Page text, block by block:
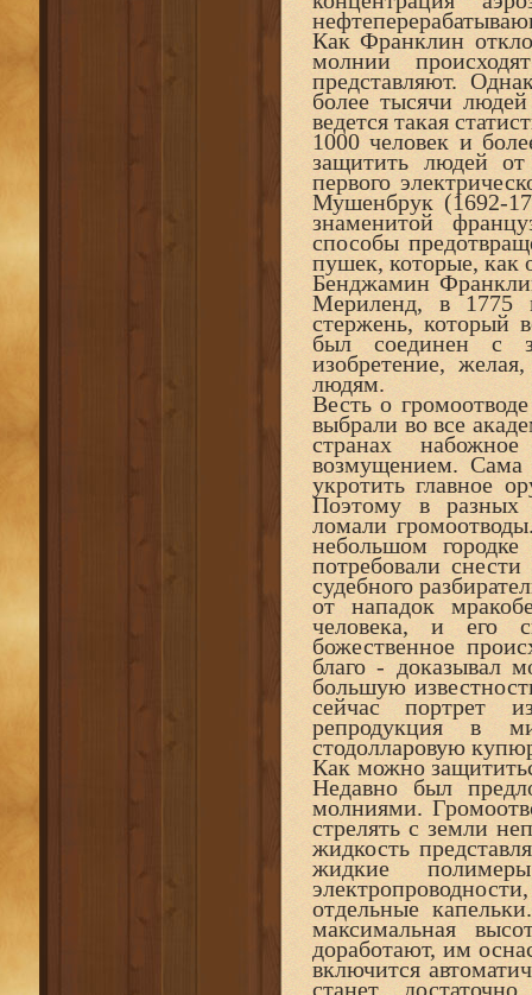
Как Франклин
молнии
представляют.
более тысячи
ведется такая
1000 человек и
защитить людей
первого
Мушенбрук (1692-
знаменитой
способы
пушек, которые, как
Бенджамин
Мериленд, в 1775
стержень, который
был соединен с
изобретение,
людям.
Весть о
выбрали во все
странах
возмущением. Сама
укротить главное
Поэтому в разных
ломали
небольшом
потребовали
судебного
от нападок
человека, и его
божественное
благо - доказывал
большую
сейчас портрет
репродукция в
стодолларовую
Как можно
Недавно был
молниями.
стрелять с земли
жидкость
жидкие
отдельные
максимальная
доработают, им
включится
станет